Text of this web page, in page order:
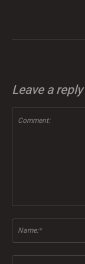
Leave a reply